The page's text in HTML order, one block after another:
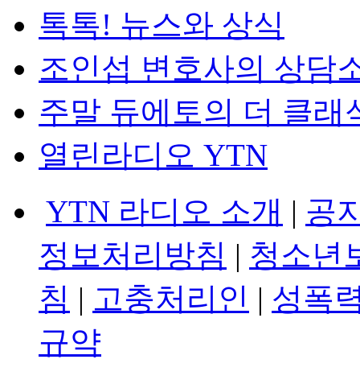
톡톡! 뉴스와 상식
조인섭 변호사의 상담
주말 듀에토의 더 클래
열린라디오 YTN
YTN 라디오 소개 | 공
정보처리방침 | 청소년
침 | 고충처리인 | 성폭
규약